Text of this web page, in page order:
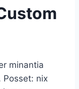
minantia
Posset: nix